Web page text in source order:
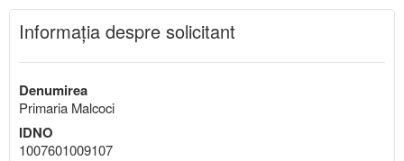
Informaţia despre solicitant
Denumirea
Primaria Malcoci
IDNO
1007601009107